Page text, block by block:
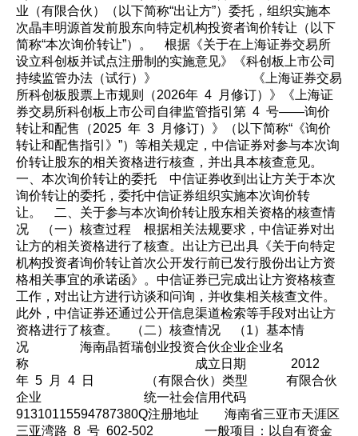
业（有限合伙）（以下简称“出让方”）委托，组织实施本
次晶丰明源首发前股东向特定机构投资者询价转让（以下
简称“本次询价转让”）。 根据《关于在上海证券交易所
设立科创板并试点注册制的实施意见》《科创板上市公司
持续监管办法（试行）》 《上海证券交易
所科创板股票上市规则（2026年 4 月修订）》《上海证
券交易所科创板上市公司自律监管指引第 4 号——询价
转让和配售（2025 年 3 月修订）》（以下简称“《询价
转让和配售指引》”）等相关规定，中信证券对参与本次询
价转让股东的相关资格进行核查，并出具本核查意见。
一、本次询价转让的委托 中信证券收到出让方关于本次
询价转让的委托，委托中信证券组织实施本次询价转
让。 二、关于参与本次询价转让股东相关资格的核查情
况 （一）核查过程 根据相关法规要求，中信证券对出
让方的相关资格进行了核查。出让方已出具《关于向特定
机构投资者询价转让首次公开发行前已发行股份出让方资
格相关事宜的承诺函》。中信证券已完成出让方资格核查
工作，对出让方进行访谈和问询，并收集相关核查文件。
此外，中信证券还通过公开信息渠道检索等手段对出让方
资格进行了核查。 （二）核查情况 （1）基本情
况 海南晶哲瑞创业投资合伙企业企业名
称 成立日期 2012
年 5 月 4 日 （有限合伙）类型 有限合伙
企业 统一社会信用代码
91310115594787380Q注册地址 海南省三亚市天涯区
三亚湾路 8 号 602-502 一般项目：以自有资金